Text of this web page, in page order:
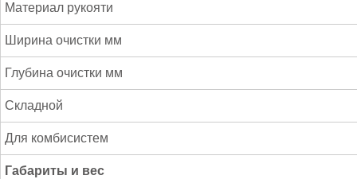
Материал рукояти
Ширина очистки мм
Глубина очистки мм
Складной
Для комбисистем
Габариты и вес